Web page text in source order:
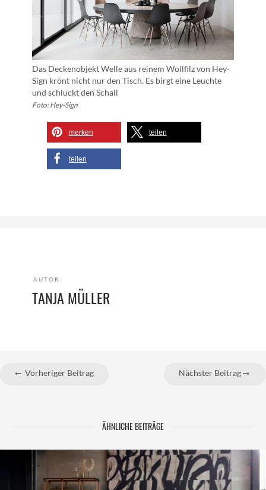
Das Deckenobjekt Welle aus reinem Wollfilz von Hey-
Sign krönt nicht nur den Tisch. Es birgt eine Leuchte
und schluckt den Schall
Foto: Hey-Sign
merken teilen
teilen
AUTOR
TANJA MÜLLER
Vorheriger Beitrag Nächster Beitrag
ÄHNLICHE BEITRÄGE